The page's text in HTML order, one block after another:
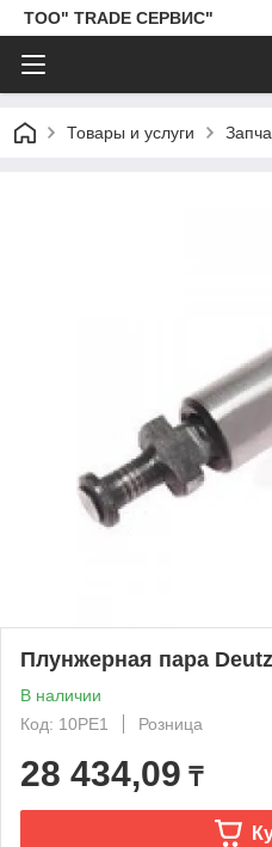
ТОО" TRADE СЕРВИС"
Товары и услуги
Плунжерная пара
В наличии
Код: 10PE1
Розница
28 434,09 ₸